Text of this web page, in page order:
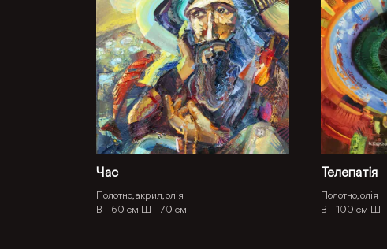
Час
Полотно, акрил, олія
В - 60 см Ш - 70 см
Телепатія
Полотно, олія
В - 100 см Ш -